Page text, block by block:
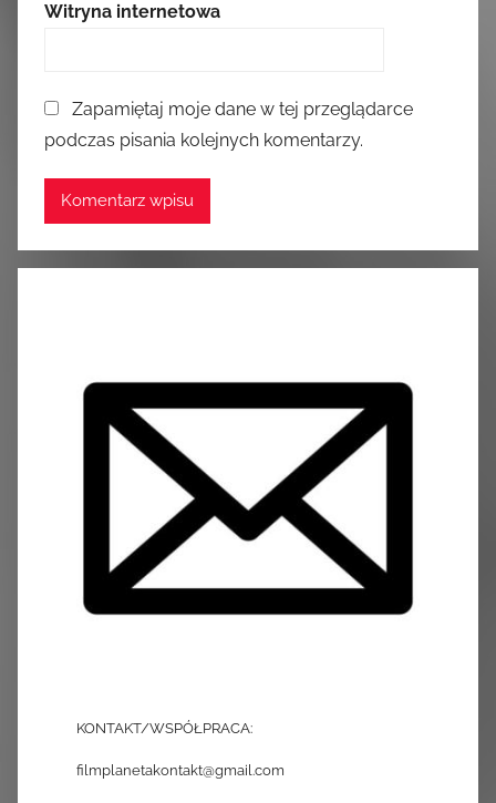
Witryna internetowa
Zapamiętaj moje dane w tej przeglądarce
podczas pisania kolejnych komentarzy.
KONTAKT/WSPÓŁPRACA:
filmplanetakontakt@gmail.com